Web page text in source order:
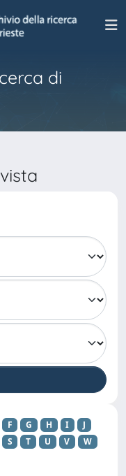
di
F G H I
J
S T U V
W